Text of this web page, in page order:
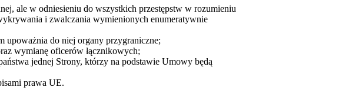
ale w odniesieniu do wszystkich przestępstw w rozumieniu
i zwalczania wymienionych enumeratywnie
upoważnia do niej organy przygraniczne;
wymianę oficerów łącznikowych;
jednej Strony, którzy na podstawie Umowy będą
prawa UE.